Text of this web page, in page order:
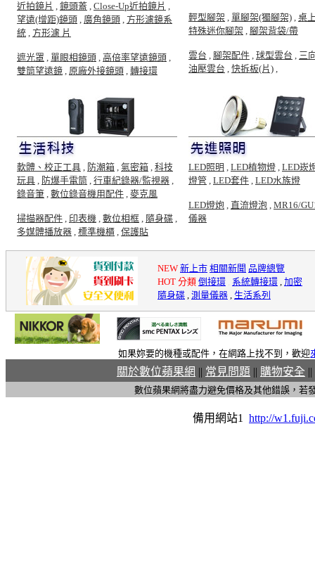
近拍鏡片 , 鏡頭蓋 , Close-Up近拍鏡片 ,
望遠(增距)鏡頭 , 廣角鏡頭 , 方形濾鏡系
統 , 方形濾 片
遮光罩 , 單眼相鏡頭 , 高倍率望遠鏡頭 ,
雙筒望遠鏡 , 原廠外接鏡頭 , 轉接環
輕型腳架 , 單腳架(獨腳架) , 桌
特殊迷你腳架 , 腳架背袋/帶
雲台 , 腳架配件 , 球型雲台 , 三
油壓雲台 , 快拆板(片) ,
軟體、校正工具 , 防潮箱 , 氣密箱 , 科技
玩具 , 防爆手電筒 , 行車紀錄器/監視器 ,
錄音筆 , 數位錄音機用配件 , 麥克風
掃描器配件 , 印表機 , 數位相框 , 隨身碟 ,
多媒體播放器 , 標準機櫃 , 保護貼
LED照明 , LED植物燈 , LED崁
燈管 , LED套件 , LED水族燈
LED燈炮 , 直流燈泡 , MR16/
儀器
NEW 新上市 相關新聞 品牌總覽
HOT 分類 倒接環 系統轉接環 , 加密
隨身碟 , 測量儀器 , 生活系列
如果妳要的機種或配件，在網路上找不到，歡迎
關於數位蘋果網 || 常見問題 || 購物安全 ||
數位蘋果網將盡力避免價格及其他錯誤，若
備用網站1 http://